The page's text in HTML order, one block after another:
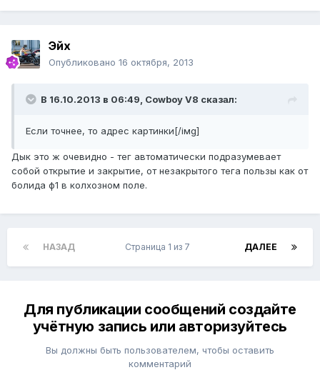
Эйх
Опубликовано 16 октября, 2013
В 16.10.2013 в 06:49, Cowboy V8 сказал:
Если точнее, то адрес картинки[/iмg]
Дык это ж очевидно - тег автоматически подразумевает
собой открытие и закрытие, от незакрытого тега пользы как от
болида ф1 в колхозном поле.
НАЗАД ДАЛЕЕ
Страница 1 из 7
Для публикации сообщений создайте
учётную запись или авторизуйтесь
Вы должны быть пользователем, чтобы оставить
комментарий